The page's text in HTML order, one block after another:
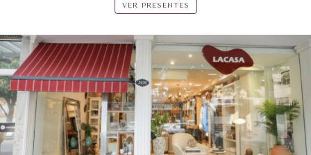
VER PRESENTES